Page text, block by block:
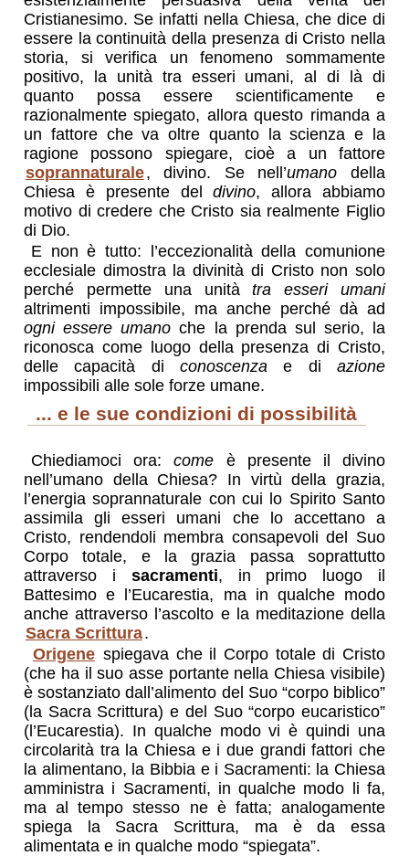
Cristianesimo. Se infatti nella Chiesa, che dice di
essere la continuità della presenza di Cristo nella
storia, si verifica un fenomeno sommamente
positivo, la unità tra esseri umani, al di là di
quanto possa essere scientificamente e
razionalmente spiegato, allora questo rimanda a
un fattore che va oltre quanto la scienza e la
ragione possono spiegare, cioè a un fattore
soprannaturale, divino. Se nell’umano della
Chiesa è presente deldivino, allora abbiamo
motivo di credere che Cristo sia realmente Figlio
di Dio.
E non è tutto: l’eccezionalità della comunione
ecclesiale dimostra la divinità di Cristo non solo
perché permette una unitàtra esseri umani
altrimenti impossibile, ma anche perché dà ad
ogni essere umano che la prenda sul serio, la
riconosca come luogo della presenza di Cristo,
delle capacità di conoscenza e di azione
impossibili alle sole forze umane.
... e le sue condizioni di possibilità
Chiediamoci ora:come è presente il divino
nell’umano della Chiesa? In virtù della grazia,
l’energia soprannaturale con cui lo Spirito Santo
assimila gli esseri umani che lo accettano a
Cristo, rendendoli membra consapevoli del Suo
Corpo totale, e la grazia passa soprattutto
attraverso i sacramenti, in primo luogo il
Battesimo e l’Eucarestia, ma in qualche modo
anche attraverso l’ascolto e la meditazione della
Sacra Scrittura.
Origene spiegava che il Corpo totale di Cristo
(che ha il suo asse portante nella Chiesa visibile)
è sostanziato dall’alimento del Suo “corpo biblico”
(la Sacra Scrittura) e del Suo “corpo eucaristico”
(l’Eucarestia). In qualche modo vi è quindi una
circolarità tra la Chiesa e i due grandi fattori che
la alimentano, la Bibbia e i Sacramenti: la Chiesa
amministra i Sacramenti, in qualche modo li fa,
ma al tempo stesso ne è fatta; analogamente
spiega la Sacra Scrittura, ma è da essa
alimentata e in qualche modo “spiegata”.